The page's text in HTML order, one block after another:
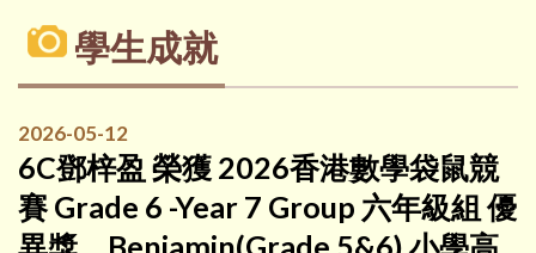
學生成就
2026-05-12
6C鄧梓盈 榮獲 2026香港數學袋鼠競
賽 Grade 6 -Year 7 Group 六年級組 優
異獎、Benjamin(Grade 5&6) 小學高